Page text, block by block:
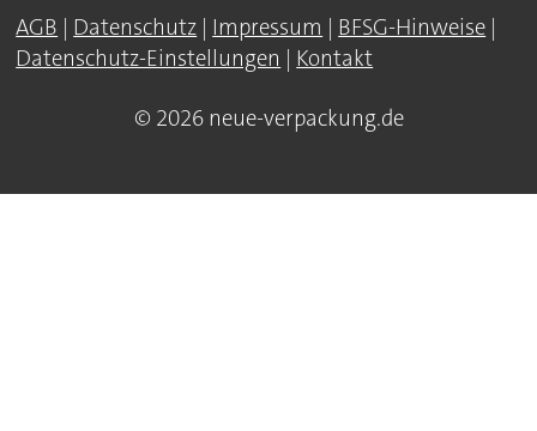
AGB | Datenschutz | Impressum | BFSG-Hinweise |
Datenschutz-Einstellungen | Kontakt
© 2026 neue-verpackung.de